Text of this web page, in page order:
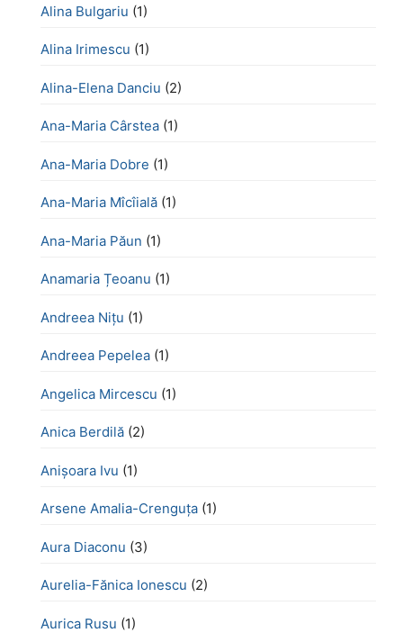
Alina Bulgariu (1)
Alina Irimescu (1)
Alina-Elena Danciu (2)
Ana-Maria Cârstea (1)
Ana-Maria Dobre (1)
Ana-Maria Mîcîială (1)
Ana-Maria Păun (1)
Anamaria Țeoanu (1)
Andreea Nițu (1)
Andreea Pepelea (1)
Angelica Mircescu (1)
Anica Berdilă (2)
Anișoara Ivu (1)
Arsene Amalia-Crenguța (1)
Aura Diaconu (3)
Aurelia-Fănica Ionescu (2)
Aurica Rusu (1)